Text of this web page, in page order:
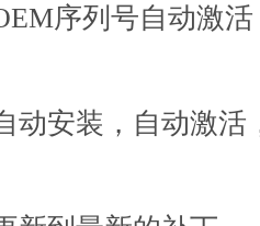
序列号自动激
动安装，自动激活